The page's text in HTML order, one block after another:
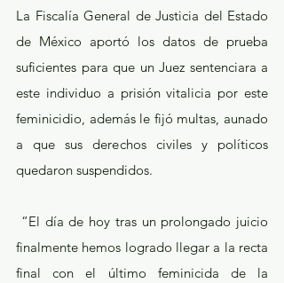
La Fiscalía General de Justicia del Estado
de México aportó los datos de prueba
suficientes para que un Juez sentenciara a
este individuo a prisión vitalicia por este
feminicidio, además le fijó multas, aunado
a que sus derechos civiles y políticos
quedaron suspendidos.
finalmente hemos logrado llegar a la recta
final con el último feminicida de la